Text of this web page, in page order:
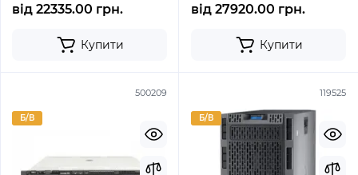
від 22335.00 грн.
Купити
від 27920.00 грн.
Купити
500209
Б/В
119525
Б/В